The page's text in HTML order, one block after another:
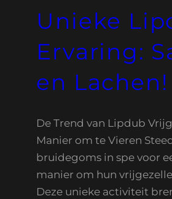
Unieke
Ervaring:
en Lachen!
De Trend van Lipdub
Manier om te Vieren
bruidegoms in spe voor
manier om hun
Deze unieke activiteit